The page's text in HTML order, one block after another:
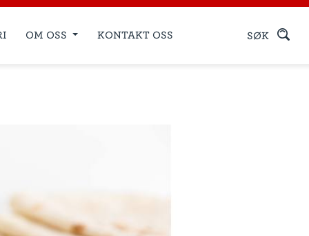
OM OSS KONTAKT OSS SØK